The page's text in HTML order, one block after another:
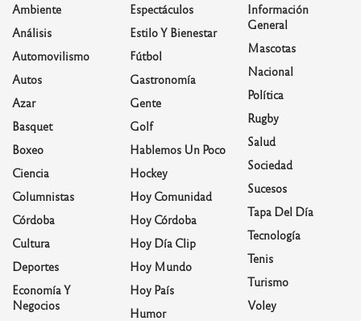
Ambiente
Análisis
Automovilismo
Autos
Azar
Basquet
Boxeo
Ciencia
Columnistas
Córdoba
Cultura
Deportes
Economía Y
Negocios
Espectáculos
Estilo Y Bienestar
Fútbol
Gastronomía
Gente
Golf
Hablemos Un Poco
Hockey
Hoy Comunidad
Hoy Córdoba
Hoy Día Clip
Hoy Mundo
Hoy País
Humor
Información
General
Mascotas
Nacional
Política
Rugby
Salud
Sociedad
Sucesos
Tapa Del Día
Tecnología
Tenis
Turismo
Voley